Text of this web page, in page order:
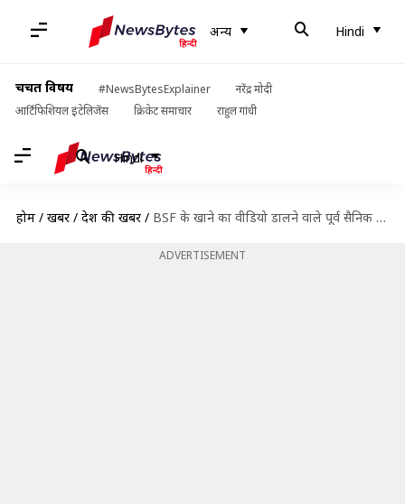
अन्य Hindi
चर्चित विषय #NewsBytesExplainer
नरेंद्र मोदी
आर्टिफिशियल इंटेलिजेंस
क्रिकेट समाचार राहुल गांधी
Hindi
होम / खबरें / देश की खबरें / BSF के खाने का वीडियो डालने वाले पूर्व सैनिक के बेटे की संदिग्ध हालात में मौत
ADVERTISEMENT